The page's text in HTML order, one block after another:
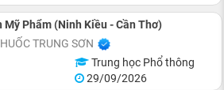
Mỹ Phẩm (Ninh Kiều - Cần Thơ)
TRUNG SƠN
Trung học Phổ thông
29/09/2026